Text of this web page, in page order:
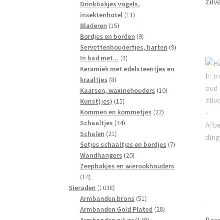
Drinkbakjes vogels,
insektenhotel 1111
Bladeren 1515
producten
Bordjes en borden 99
producten
Servettenhoudertjes, harten 99
In bad met... 33
producten
Keramiek met edelsteentjes en
kraaltjes 88
producten
Kaarsen, waxinehouders 1010
Kunst(jes) 1515
producten
Kommen en kommetjes 2222
Schaaltjes 3434
Schalen 2121
producten
Setjes schaaltjes en bordjes 77
Wandhangers 2020
producten
Zeepbakjes en wierookhouders
1414
producten
Sieraden 10381038
producten
Armbanden brons 5151
producten
Armbanden Gold Plated 2828